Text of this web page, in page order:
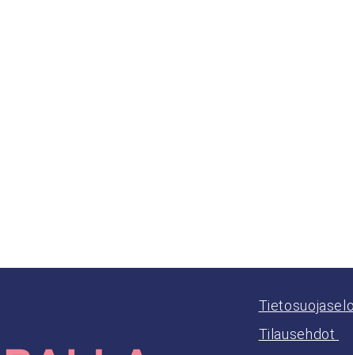
Tilausehdot